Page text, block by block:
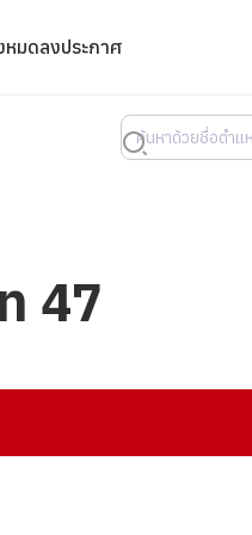
หมดลงประกาศ
47